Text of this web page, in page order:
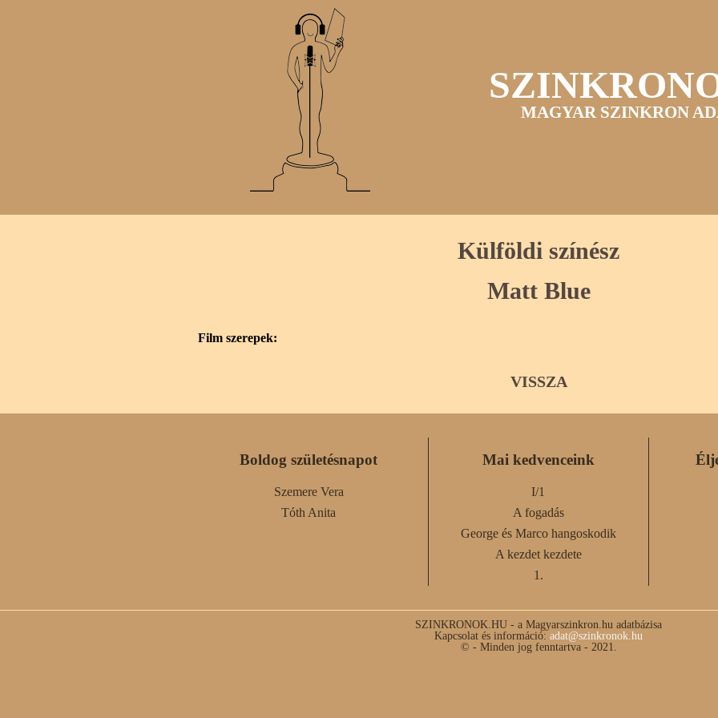
MAGYAR SZINKRON
Külföldi színész
Matt Blue
Film szerepek:
VISSZA
Boldog születésnapot
Szemere Vera
Tóth Anita
Mai kedvenceink
I/1
A fogadás
George és Marco hangoskodik
A kezdet kezdete
1.
SZINKRONOK.HU - a Magyarszinkron.hu adatbázisa
Kapcsolat és információ: adat@szinkronok.hu
© - Minden jog fenntartva - 2021.